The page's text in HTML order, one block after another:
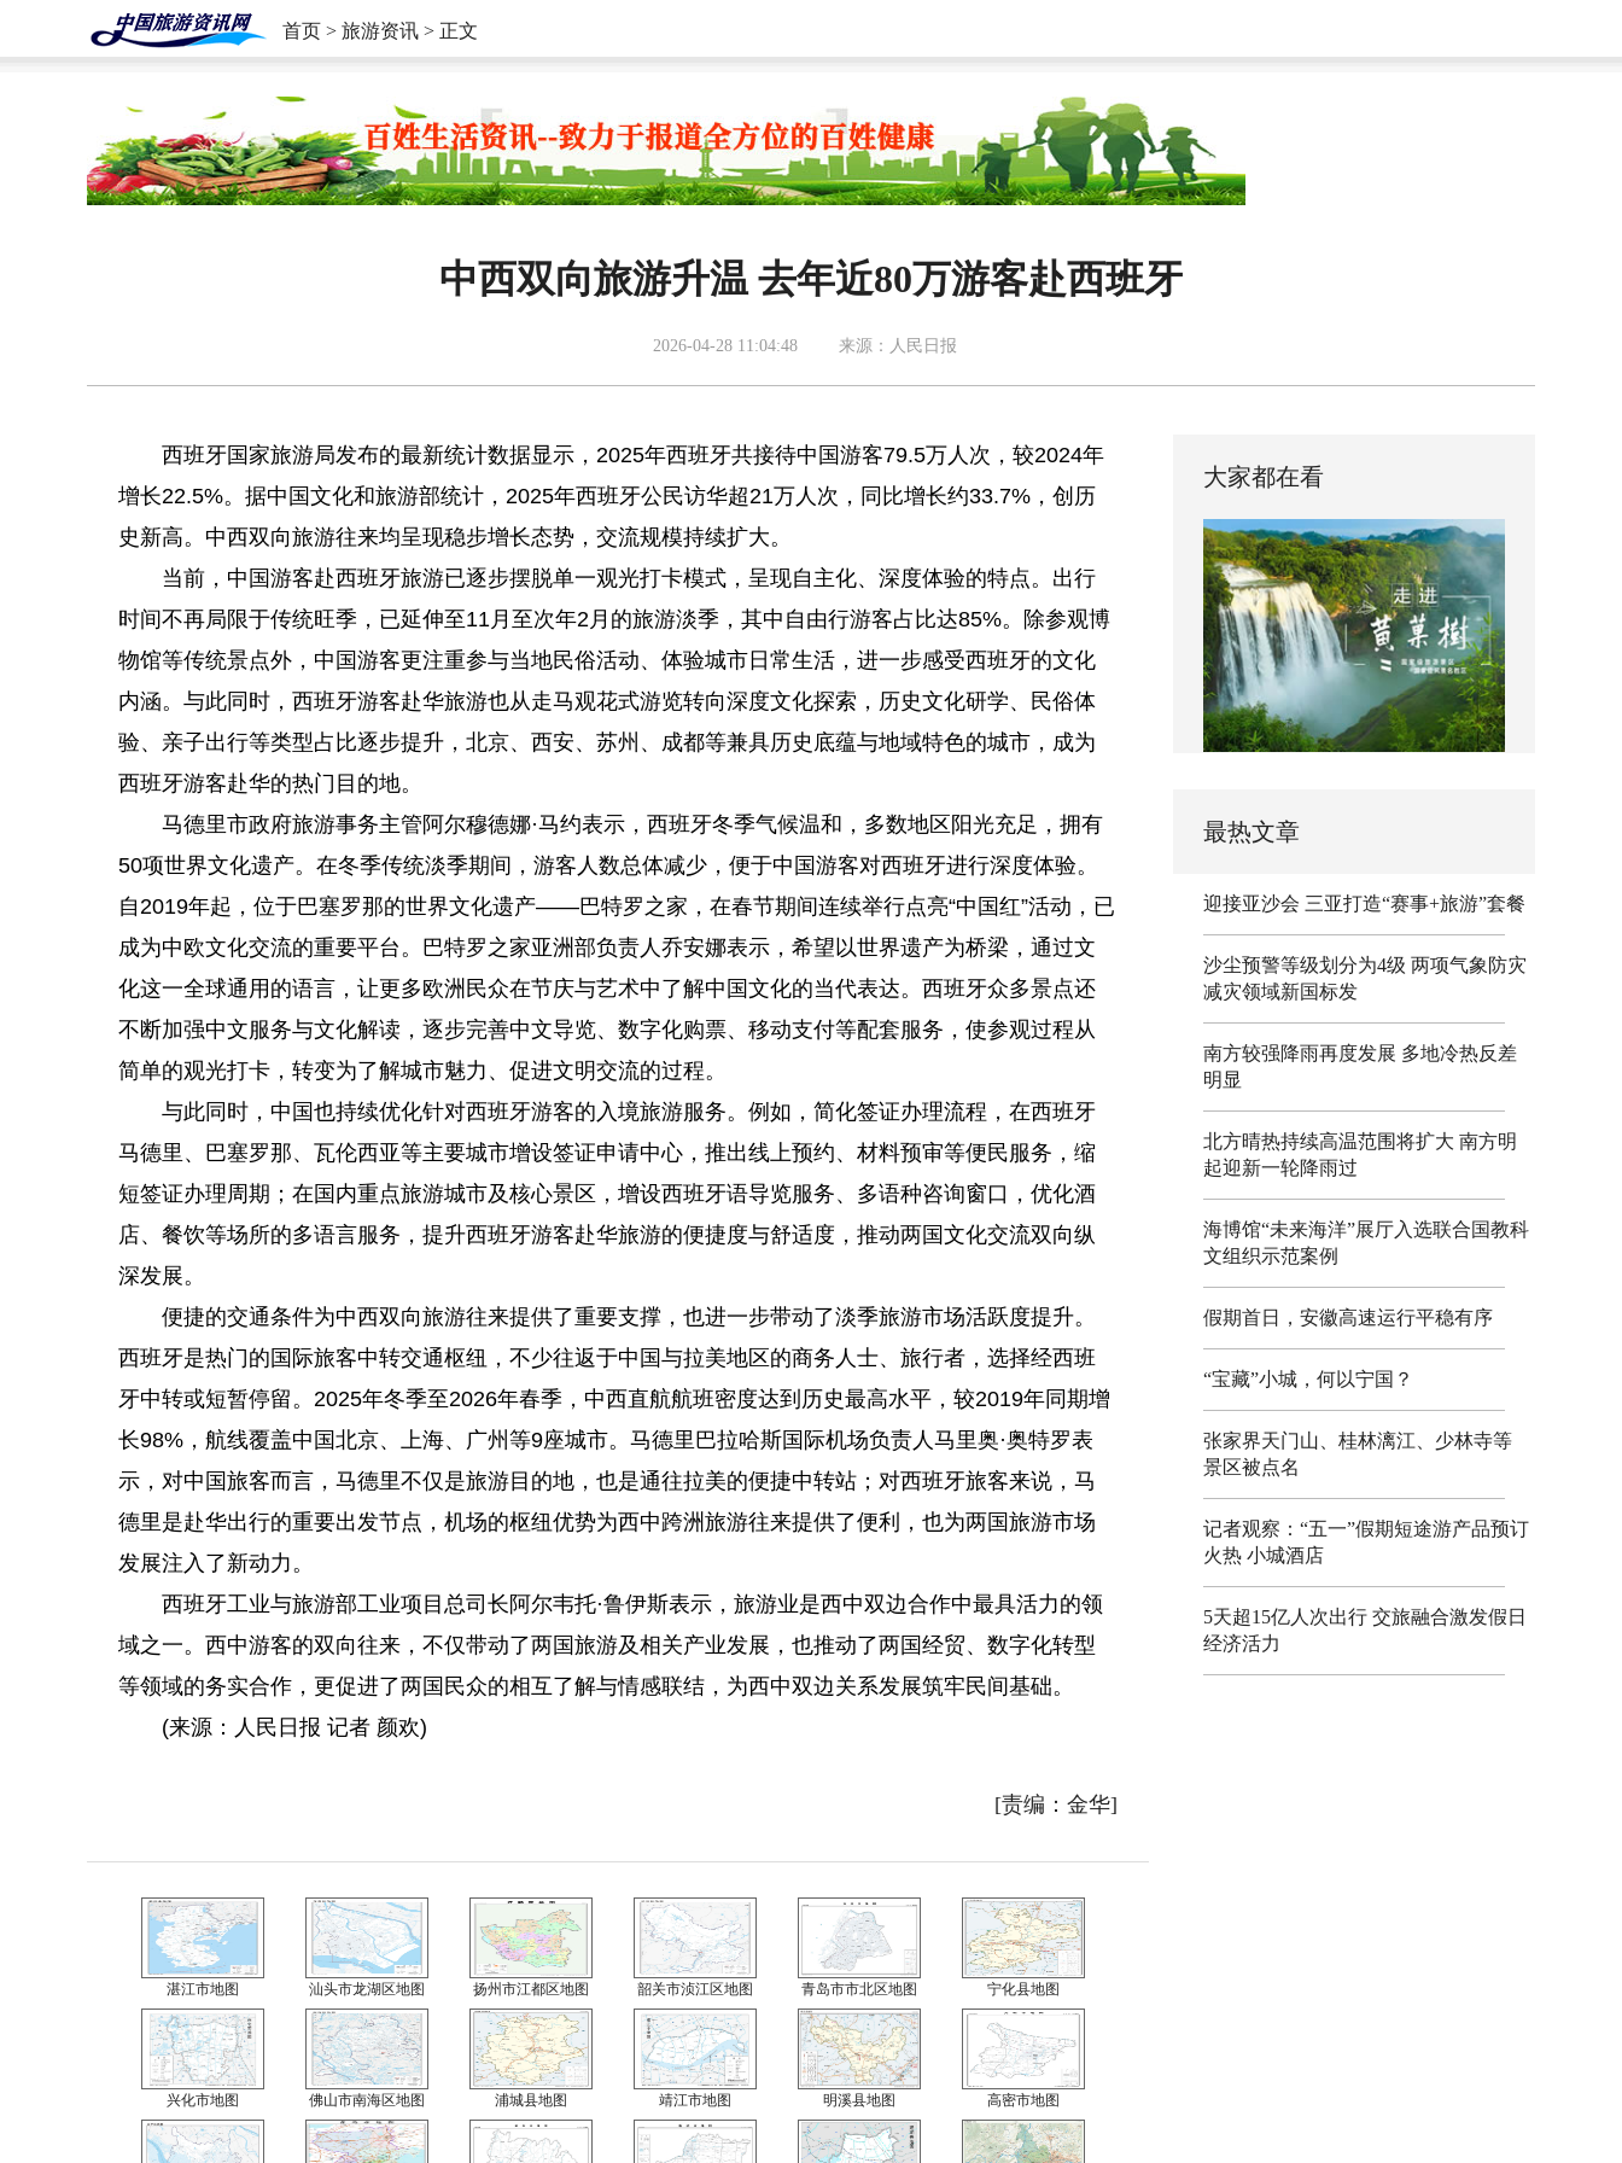
首页 > 旅游资讯 > 正文
中西双向旅游升温 去年近80万游客赴西班牙
2026-04-28 11:04:48 来源：人民日报
西班牙国家旅游局发布的最新统计数据显示，2025年西班牙共接待中国游客79.5万人次，较2024年
增长22.5%。据中国文化和旅游部统计，2025年西班牙公民访华超21万人次，同比增长约33.7%，创历
史新高。中西双向旅游往来均呈现稳步增长态势，交流规模持续扩大。
当前，中国游客赴西班牙旅游已逐步摆脱单一观光打卡模式，呈现自主化、深度体验的特点。出行
时间不再局限于传统旺季，已延伸至11月至次年2月的旅游淡季，其中自由行游客占比达85%。除参观博
物馆等传统景点外，中国游客更注重参与当地民俗活动、体验城市日常生活，进一步感受西班牙的文化
内涵。与此同时，西班牙游客赴华旅游也从走马观花式游览转向深度文化探索，历史文化研学、民俗体
验、亲子出行等类型占比逐步提升，北京、西安、苏州、成都等兼具历史底蕴与地域特色的城市，成为
西班牙游客赴华的热门目的地。
马德里市政府旅游事务主管阿尔穆德娜·马约表示，西班牙冬季气候温和，多数地区阳光充足，拥有
50项世界文化遗产。在冬季传统淡季期间，游客人数总体减少，便于中国游客对西班牙进行深度体验。
自2019年起，位于巴塞罗那的世界文化遗产——巴特罗之家，在春节期间连续举行点亮“中国红”活动，已
成为中欧文化交流的重要平台。巴特罗之家亚洲部负责人乔安娜表示，希望以世界遗产为桥梁，通过文
化这一全球通用的语言，让更多欧洲民众在节庆与艺术中了解中国文化的当代表达。西班牙众多景点还
不断加强中文服务与文化解读，逐步完善中文导览、数字化购票、移动支付等配套服务，使参观过程从
简单的观光打卡，转变为了解城市魅力、促进文明交流的过程。
与此同时，中国也持续优化针对西班牙游客的入境旅游服务。例如，简化签证办理流程，在西班牙
马德里、巴塞罗那、瓦伦西亚等主要城市增设签证申请中心，推出线上预约、材料预审等便民服务，缩
短签证办理周期；在国内重点旅游城市及核心景区，增设西班牙语导览服务、多语种咨询窗口，优化酒
店、餐饮等场所的多语言服务，提升西班牙游客赴华旅游的便捷度与舒适度，推动两国文化交流双向纵
深发展。
便捷的交通条件为中西双向旅游往来提供了重要支撑，也进一步带动了淡季旅游市场活跃度提升。
西班牙是热门的国际旅客中转交通枢纽，不少往返于中国与拉美地区的商务人士、旅行者，选择经西班
牙中转或短暂停留。2025年冬季至2026年春季，中西直航航班密度达到历史最高水平，较2019年同期增
长98%，航线覆盖中国北京、上海、广州等9座城市。马德里巴拉哈斯国际机场负责人马里奥·奥特罗表
示，对中国旅客而言，马德里不仅是旅游目的地，也是通往拉美的便捷中转站；对西班牙旅客来说，马
德里是赴华出行的重要出发节点，机场的枢纽优势为西中跨洲旅游往来提供了便利，也为两国旅游市场
发展注入了新动力。
西班牙工业与旅游部工业项目总司长阿尔韦托·鲁伊斯表示，旅游业是西中双边合作中最具活力的领
域之一。西中游客的双向往来，不仅带动了两国旅游及相关产业发展，也推动了两国经贸、数字化转型
等领域的务实合作，更促进了两国民众的相互了解与情感联结，为西中双边关系发展筑牢民间基础。
(来源：人民日报 记者 颜欢)
[责编：金华]
湛江市地图 汕头市龙湖区地图 扬州市江都区地图 韶关市浈江区地图 青岛市市北区地图 宁化县地图
兴化市地图 佛山市南海区地图 浦城县地图 靖江市地图 明溪县地图 高密市地图
大家都在看
最热文章
迎接亚沙会 三亚打造“赛事+旅游”套餐
沙尘预警等级划分为4级 两项气象防灾
减灾领域新国标发
南方较强降雨再度发展 多地冷热反差
明显
北方晴热持续高温范围将扩大 南方明
起迎新一轮降雨过
海博馆“未来海洋”展厅入选联合国教科
文组织示范案例
假期首日，安徽高速运行平稳有序
“宝藏”小城，何以宁国？
张家界天门山、桂林漓江、少林寺等
景区被点名
记者观察：“五一”假期短途游产品预订
火热 小城酒店
5天超15亿人次出行 交旅融合激发假日
经济活力